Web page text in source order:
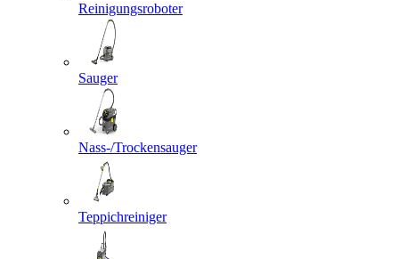
Reinigungsroboter
Sauger
Nass-/Trockensauger
Teppichreiniger